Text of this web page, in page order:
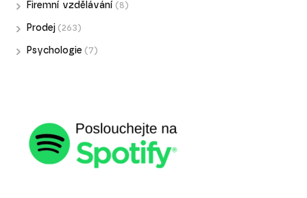
Firemní vzdělávání (8)
Prodej (263)
Psychologie (7)